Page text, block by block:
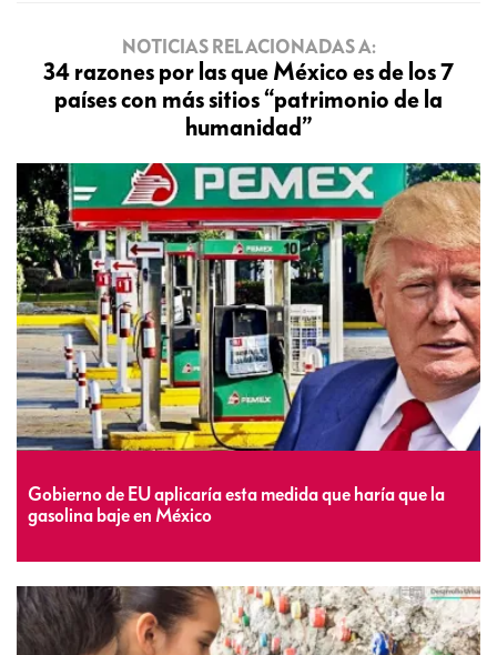
NOTICIAS RELACIONADAS A:
34 razones por las que México es de los 7
países con más sitios “patrimonio de la
humanidad”
Gobierno de EU aplicaría esta medida que haría que la
gasolina baje en México